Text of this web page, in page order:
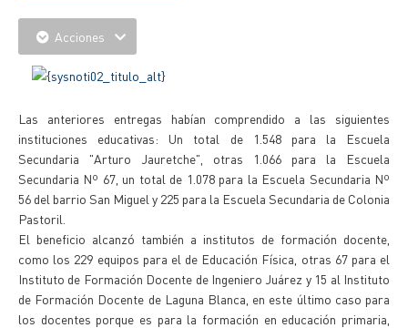
Acciones
Las anteriores entregas habían comprendido a las siguientes
instituciones educativas: Un total de 1.548 para la Escuela
Secundaria "Arturo Jauretche", otras 1.066 para la Escuela
Secundaria Nº 67, un total de 1.078 para la Escuela Secundaria Nº
56 del barrio San Miguel y 225 para la Escuela Secundaria de Colonia
Pastoril.
El beneficio alcanzó también a institutos de formación docente,
como los 229 equipos para el de Educación Física, otras 67 para el
Instituto de Formación Docente de Ingeniero Juárez y 15 al Instituto
de Formación Docente de Laguna Blanca, en este último caso para
los docentes porque es para la formación en educación primaria,